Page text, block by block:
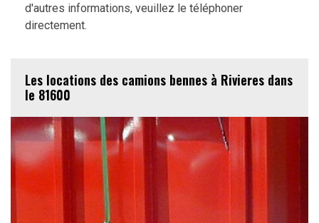
d'autres informations, veuillez le téléphoner
directement.
Les locations des camions bennes à Rivieres dans
le 81600